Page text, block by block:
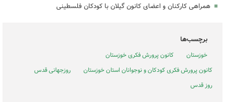
همراهی کارکنان و اعضای کانون گیلان با کودکان فلسطینی
برچسب‌ها
خوزستان
کانون پرورش فکری خوزستان
کانون پرورش فکری کودکان و نوجوانان استان خوزستان
روزجهانی قدس
روز قدس